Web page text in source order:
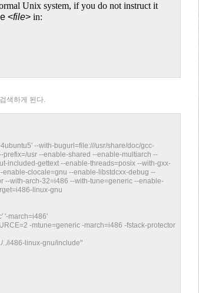
Unix system, if you do not instruct it
<file> in:
색하게 된다.
--with-bugurl=file:///usr/share/doc/gcc-
usr --enable-shared --enable-multiarch --
included-gettext --enable-threads=posix --with-gxx-
clocale=gnu --enable-libstdcxx-debug --
with-arch-32=i486 --with-tune=generic --enable-
linux-gnu
'-march=i486'
-mtune=generic -march=i486 -fstack-protector
../i486-linux-gnu/include"